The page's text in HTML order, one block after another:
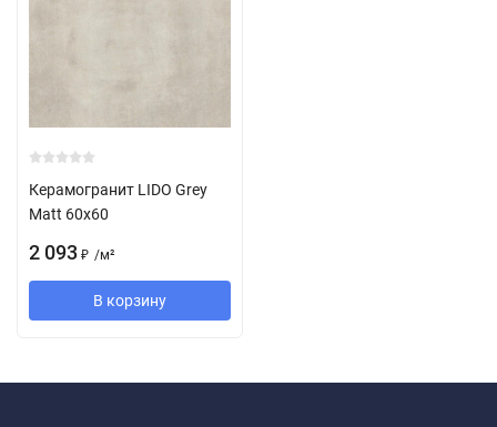
Керамогранит LIDO Grey
Matt 60x60
2 093 ₽ /м²
В корзину